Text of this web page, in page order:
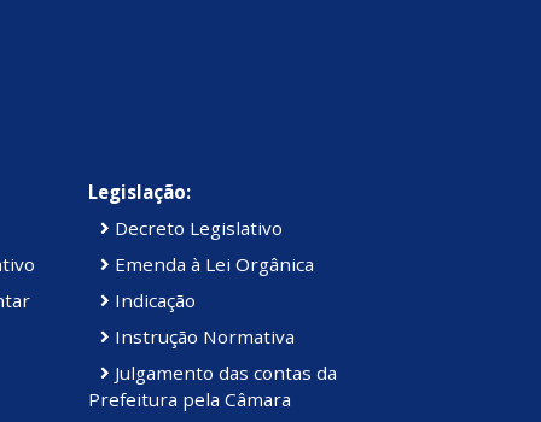
Legislação:
Decreto Legislativo
Emenda à Lei Orgânica
Indicação
Instrução Normativa
Julgamento das contas da
Prefeitura pela Câmara